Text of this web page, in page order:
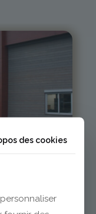
des cookies